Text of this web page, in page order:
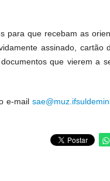
para que recebam as
assinado, cartão
que vierem a
e-mail